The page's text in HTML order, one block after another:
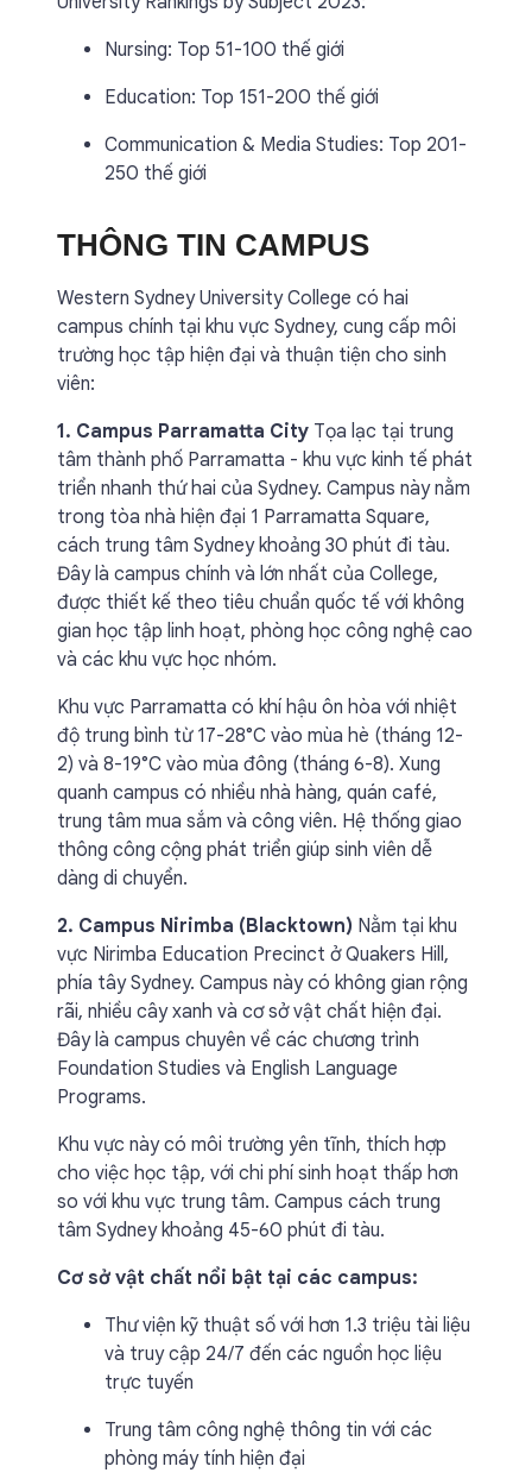
Nursing: Top 51-100 thế giới
Education: Top 151-200 thế giới
Communication & Media Studies: Top 201-
250 thế giới
THÔNG TIN CAMPUS
Western Sydney University College có hai
campus chính tại khu vực Sydney, cung cấp môi
trường học tập hiện đại và thuận tiện cho sinh
viên:
1. Campus Parramatta City Tọa lạc tại trung
tâm thành phố Parramatta - khu vực kinh tế phát
triển nhanh thứ hai của Sydney. Campus này nằm
trong tòa nhà hiện đại 1 Parramatta Square,
cách trung tâm Sydney khoảng 30 phút đi tàu.
Đây là campus chính và lớn nhất của College,
được thiết kế theo tiêu chuẩn quốc tế với không
gian học tập linh hoạt, phòng học công nghệ cao
và các khu vực học nhóm.
Khu vực Parramatta có khí hậu ôn hòa với nhiệt
độ trung bình từ 17-28°C vào mùa hè (tháng 12-
2) và 8-19°C vào mùa đông (tháng 6-8). Xung
quanh campus có nhiều nhà hàng, quán café,
trung tâm mua sắm và công viên. Hệ thống giao
thông công cộng phát triển giúp sinh viên dễ
dàng di chuyển.
2. Campus Nirimba (Blacktown) Nằm tại khu
vực Nirimba Education Precinct ở Quakers Hill,
phía tây Sydney. Campus này có không gian rộng
rãi, nhiều cây xanh và cơ sở vật chất hiện đại.
Đây là campus chuyên về các chương trình
Foundation Studies và English Language
Programs.
Khu vực này có môi trường yên tĩnh, thích hợp
cho việc học tập, với chi phí sinh hoạt thấp hơn
so với khu vực trung tâm. Campus cách trung
tâm Sydney khoảng 45-60 phút đi tàu.
Cơ sở vật chất nổi bật tại các campus:
Thư viện kỹ thuật số với hơn 1.3 triệu tài liệu
và truy cập 24/7 đến các nguồn học liệu
trực tuyến
Trung tâm công nghệ thông tin với các
phòng máy tính hiện đại